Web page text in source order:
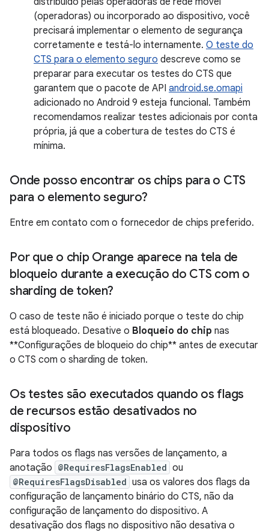
(operadoras) ou incorporado ao dispositivo, você
precisará implementar o elemento de segurança
corretamente e testá-lo internamente. O teste do
CTS para o elemento seguro descreve como se
preparar para executar os testes do CTS que
garantem que o pacote de API android.se.omapi
adicionado no Android 9 esteja funcional. Também
recomendamos realizar testes adicionais por conta
própria, já que a cobertura de testes do CTS é
mínima.
Onde posso encontrar os chips para o CTS
para o elemento seguro?
Entre em contato com o fornecedor de chips preferido.
Por que o chip Orange aparece na tela de
bloqueio durante a execução do CTS com o
sharding de token?
O caso de teste não é iniciado porque o teste do chip
está bloqueado. Desative o Bloqueio do chip nas
**Configurações de bloqueio do chip** antes de executar
o CTS com o sharding de token.
Os testes são executados quando os flags
de recursos estão desativados no
dispositivo
Para todos os flags nas versões de lançamento, a
anotação @RequiresFlagsEnabled ou
@RequiresFlagsDisabled usa os valores dos flags da
configuração de lançamento binário do CTS, não da
configuração de lançamento do dispositivo. A
desativação dos flags no dispositivo não desativa o